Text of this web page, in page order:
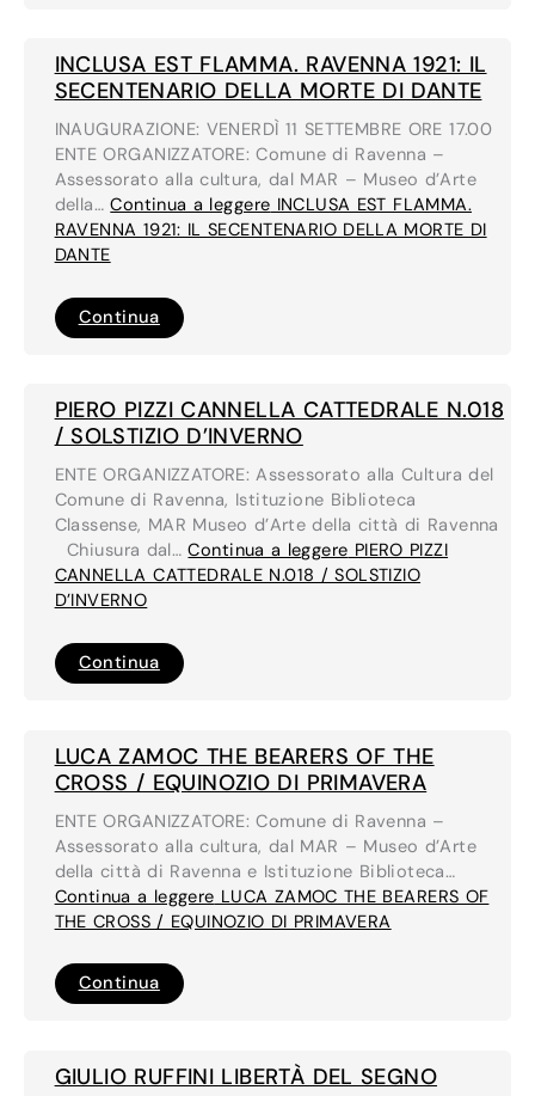
Pietro
Scarnera
INCLUSA EST FLAMMA. RAVENNA 1921: IL
SECENTENARIO DELLA MORTE DI DANTE
INAUGURAZIONE: VENERDÌ 11 SETTEMBRE ORE 17.00
ENTE ORGANIZZATORE: Comune di Ravenna –
Assessorato alla cultura, dal MAR – Museo d’Arte
della…Continua a leggere INCLUSA EST FLAMMA.
RAVENNA 1921: IL SECENTENARIO DELLA MORTE DI
DANTE
INCLUSA
EST
IL
SECENTENARIO
DELLA
MORTE
DI
DANTE
Continua
PIERO PIZZI CANNELLA CATTEDRALE N.018
/ SOLSTIZIO D’INVERNO
ENTE ORGANIZZATORE: Assessorato alla Cultura del
Comune di Ravenna, Istituzione Biblioteca
Classense, MAR Museo d’Arte della città di Ravenna
Chiusura dal…Continua a leggere PIERO PIZZI
CANNELLA CATTEDRALE N.018 / SOLSTIZIO
D’INVERNO
PIERO
PIZZI
/
SOLSTIZIO
D’INVERNO
Continua
LUCA ZAMOC THE BEARERS OF THE
CROSS / EQUINOZIO DI PRIMAVERA
ENTE ORGANIZZATORE: Comune di Ravenna –
Assessorato alla cultura, dal MAR – Museo d’Arte
della città di Ravenna e Istituzione Biblioteca…
Continua a leggere LUCA ZAMOC THE BEARERS OF
THE CROSS / EQUINOZIO DI PRIMAVERA
LUCA
ZAMOC
THE
CROSS
Continua
GIULIO RUFFINI LIBERTÀ DEL SEGNO